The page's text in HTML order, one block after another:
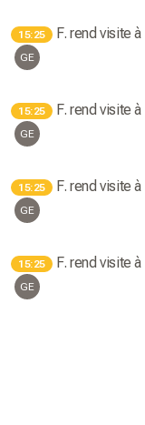
15:25 F. rend visite à
GE
15:25 F. rend visite à
GE
15:25 F. rend visite à
GE
15:25 F. rend visite à
GE